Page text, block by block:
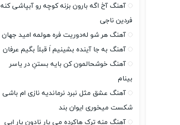
آهنگ آخ اگه بارون بزنه کوچه رو آبپاشی کنه
فردین ناجی
آهنگ هر شو له‌دوریت فره هولمه امید جهان
آهنگ به جا آینده بشینیم اَ قبلاً بگیم عرفان
آهنگ خوشحالمون کن بایه بستنِ در یاسر
بینام
آهنگ عشق مثل نبرد نرماندیه نازی ام باشی
شکست میخوری ایوان بند
آهنگ منه ترک هاکرده می یار نادون یار ابی